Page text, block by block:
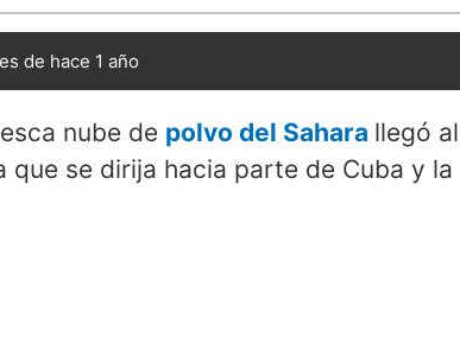
de hace 1 año
nube de polvo del Sahara llegó
que se dirija hacia parte de Cuba y la